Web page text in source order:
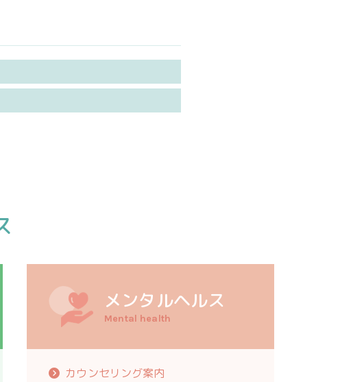
メンタルヘルス
Mental health
カウンセリング案内